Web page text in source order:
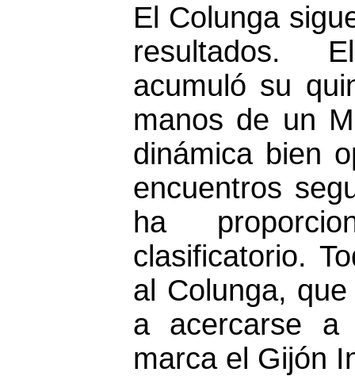
El Colunga
resultados.
acumuló su
manos de un
dinámica bien
encuentros
ha
clasificatorio.
al Colunga,
a acercarse
marca el Gijón